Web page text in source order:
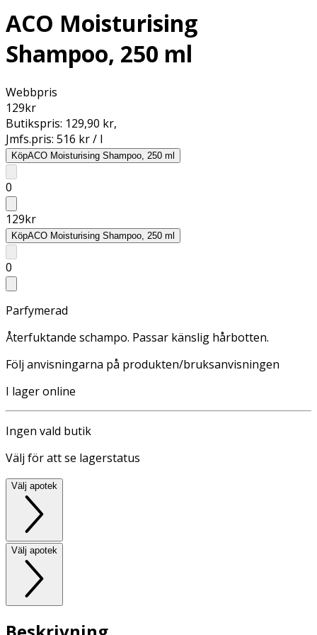
ACO Moisturising
Shampoo, 250 ml
Webbpris
129kr
Butikspris: 129,90 kr,
Jmfs.pris: 516 kr / l
KöpACO Moisturising Shampoo, 250 ml
0
129kr
KöpACO Moisturising Shampoo, 250 ml
0
Parfymerad
Återfuktande schampo. Passar känslig hårbotten.
Följ anvisningarna på produkten/bruksanvisningen
I lager online
Ingen vald butik
Välj för att se lagerstatus
Välj apotek
Välj apotek